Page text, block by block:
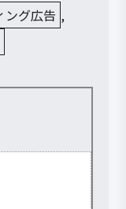
ング広告 ,